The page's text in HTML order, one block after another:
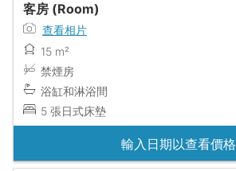
客房 (Room)
查看相片
15 m²
禁煙房
浴缸和淋浴間
5 張日式床墊
輸入日期以查看價格